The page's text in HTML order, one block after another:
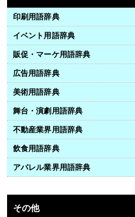
印刷用語辞典
イベント用語辞典
販促・マーケ用語辞典
広告用語辞典
美術用語辞典
舞台・演劇用語辞典
不動産業界用語辞典
飲食用語辞典
アパレル業界用語辞典
その他